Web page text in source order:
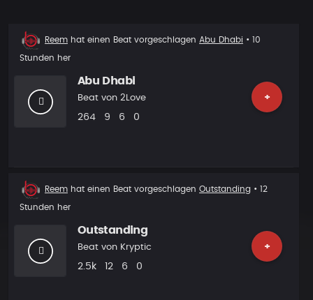
Beat
Reem hat einen Beat vorgeschlagen Abu Dhabi • 10
Stunden her
Abu Dhabi
+
Beat von 2Love
Plays
264 Likes
9 Vorgeschlagen
6 Kommentare
0
Beat
Reem hat einen Beat vorgeschlagen Outstanding • 12
Stunden her
Outstanding
+
Beat von Kryptic
Plays
2.5k Likes
12 Vorgeschlagen
6 Kommentare
0